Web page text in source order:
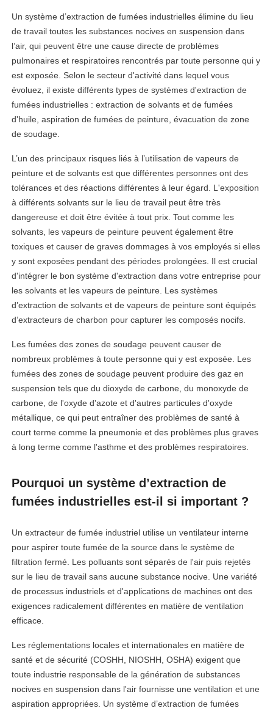
Un système d’extraction de fumées industrielles élimine du lieu
de travail toutes les substances nocives en suspension dans
l’air, qui peuvent être une cause directe de problèmes
pulmonaires et respiratoires rencontrés par toute personne qui y
est exposée. Selon le secteur d'activité dans lequel vous
évoluez, il existe différents types de systèmes d'extraction de
fumées industrielles : extraction de solvants et de fumées
d'huile, aspiration de fumées de peinture, évacuation de zone
de soudage.
L’un des principaux risques liés à l’utilisation de vapeurs de
peinture et de solvants est que différentes personnes ont des
tolérances et des réactions différentes à leur égard. L'exposition
à différents solvants sur le lieu de travail peut être très
dangereuse et doit être évitée à tout prix. Tout comme les
solvants, les vapeurs de peinture peuvent également être
toxiques et causer de graves dommages à vos employés si elles
y sont exposées pendant des périodes prolongées. Il est crucial
d'intégrer le bon système d'extraction dans votre entreprise pour
les solvants et les vapeurs de peinture. Les systèmes
d’extraction de solvants et de vapeurs de peinture sont équipés
d’extracteurs de charbon pour capturer les composés nocifs.
Les fumées des zones de soudage peuvent causer de
nombreux problèmes à toute personne qui y est exposée. Les
fumées des zones de soudage peuvent produire des gaz en
suspension tels que du dioxyde de carbone, du monoxyde de
carbone, de l'oxyde d'azote et d'autres particules d'oxyde
métallique, ce qui peut entraîner des problèmes de santé à
court terme comme la pneumonie et des problèmes plus graves
à long terme comme l'asthme et des problèmes respiratoires.
Pourquoi un système d’extraction de
fumées industrielles est-il si important ?
Un extracteur de fumée industriel utilise un ventilateur interne
pour aspirer toute fumée de la source dans le système de
filtration fermé. Les polluants sont séparés de l'air puis rejetés
sur le lieu de travail sans aucune substance nocive. Une variété
de processus industriels et d'applications de machines ont des
exigences radicalement différentes en matière de ventilation
efficace.
Les réglementations locales et internationales en matière de
santé et de sécurité (COSHH, NIOSHH, OSHA) exigent que
toute industrie responsable de la génération de substances
nocives en suspension dans l'air fournisse une ventilation et une
aspiration appropriées. Un système d’extraction de fumées